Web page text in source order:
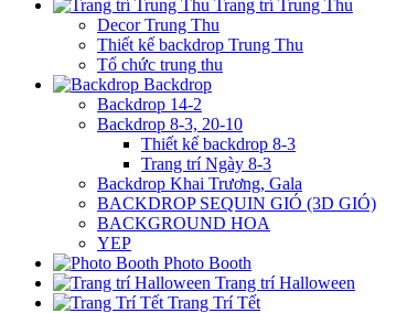
Trang trí Trung Thu
Decor Trung Thu
Thiết kế backdrop Trung Thu
Tổ chức trung thu
Backdrop
Backdrop 14-2
Backdrop 8-3, 20-10
Thiết kế backdrop 8-3
Trang trí Ngày 8-3
Backdrop Khai Trương, Gala
BACKDROP SEQUIN GIÓ (3D GIÓ)
BACKGROUND HOA
YEP
Photo Booth
Trang trí Halloween
Trang Trí Tết